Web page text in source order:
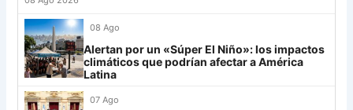
Mirassol
Lanús 9
Always Ready
28 Riestra
29 Aldosivi
30 Estudiantes RC 19 -21 9
08 Ago
Alertan por un «Súper El Niño»: los impactos
climáticos que podrían afectar a América
Latina
07 Ago